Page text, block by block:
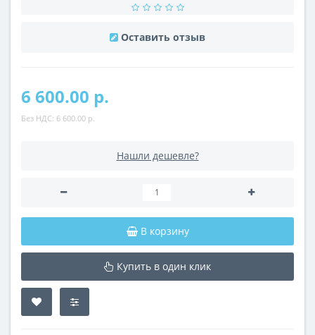
Оставить отзыв
6 600.00 р.
Без НДС: 6 600.00 р.
Нашли дешевле?
В корзину
Купить в один клик